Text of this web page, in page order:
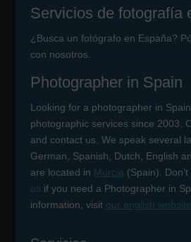
Servicios de fotografía
¿Busca un fotógrafo en España?
con nosotros.
Photographer in Spain
Looking for a photographer in
photographic services since 2003.
and contact us. We speak several
German, Spanish, Dutch, English
are located in Murcia (Spain).
us if you need a Photographer in
information, visit our english website